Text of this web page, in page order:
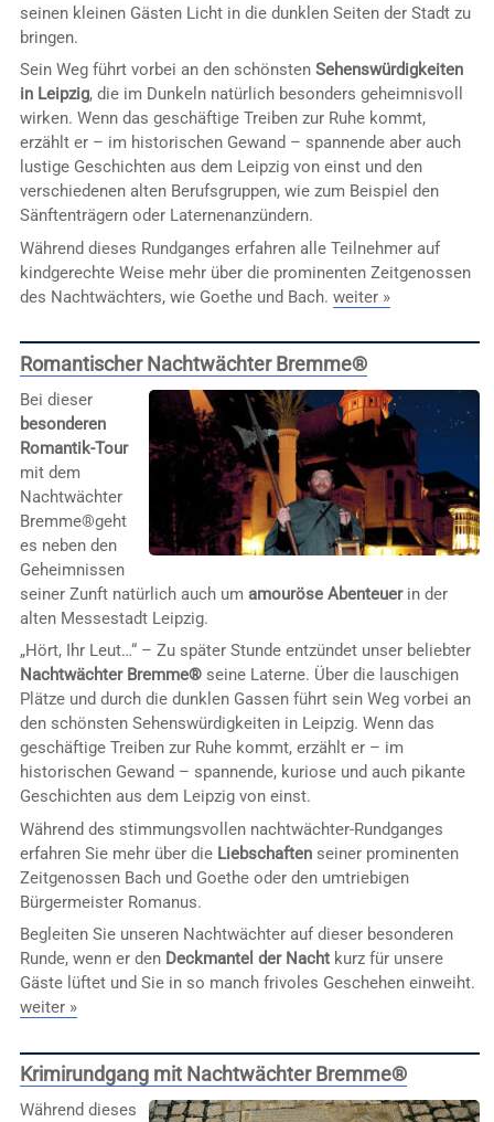
seinen kleinen Gästen Licht in die dunklen Seiten der Stadt zu
bringen.
Sein Weg führt vorbei an den schönsten Sehenswürdigkeiten
in Leipzig, die im Dunkeln natürlich besonders geheimnisvoll
wirken. Wenn das geschäftige Treiben zur Ruhe kommt,
erzählt er – im historischen Gewand – spannende aber auch
lustige Geschichten aus dem Leipzig von einst und den
verschiedenen alten Berufsgruppen, wie zum Beispiel den
Sänftenträgern oder Laternenanzündern.
Während dieses Rundganges erfahren alle Teilnehmer auf
kindgerechte Weise mehr über die prominenten Zeitgenossen
des Nachtwächters, wie Goethe und Bach. weiter »
Romantischer Nachtwächter Bremme®
Bei dieser
besonderen
Romantik-Tour
mit dem
Nachtwächter
Bremme®geht
es neben den
Geheimnissen
seiner Zunft natürlich auch um amouröse Abenteuerin der
alten Messestadt Leipzig.
„Hört, Ihr Leut…“ – Zu später Stunde entzündet unser beliebter
Nachtwächter Bremme®seine Laterne. Über die lauschigen
Plätze und durch die dunklen Gassen führt sein Weg vorbei an
den schönsten Sehenswürdigkeiten in Leipzig. Wenn das
geschäftige Treiben zur Ruhe kommt, erzählt er – im
historischen Gewand – spannende, kuriose und auch pikante
Geschichten aus dem Leipzig von einst.
Während des stimmungsvollen nachtwächter-Rundganges
erfahren Sie mehr über die Liebschaftenseiner prominenten
Zeitgenossen Bach und Goethe oder den umtriebigen
Bürgermeister Romanus.
Begleiten Sie unseren Nachtwächter auf dieser besonderen
Runde, wenn er den Deckmantel der Nachtkurz für unsere
Gäste lüftet und Sie in so manch frivoles Geschehen einweiht.
weiter »
Krimirundgang mit Nachtwächter Bremme®
Während dieses